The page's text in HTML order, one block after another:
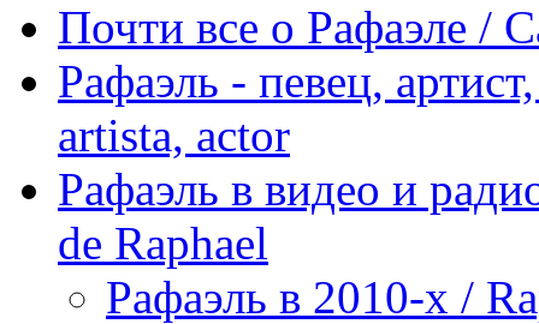
Почти все о Рафаэле /
Рафаэль - певец,
artista, actor
Рафаэль в видео и
de Raphael
Рафаэль в 2010-х /